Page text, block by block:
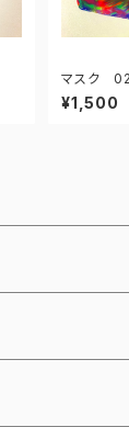
マスク
¥1,500